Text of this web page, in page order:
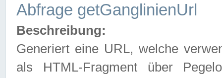
Abfrage getGanglinienUrl
Beschreibung:
Generiert eine URL, welche
als HTML-Fragment über